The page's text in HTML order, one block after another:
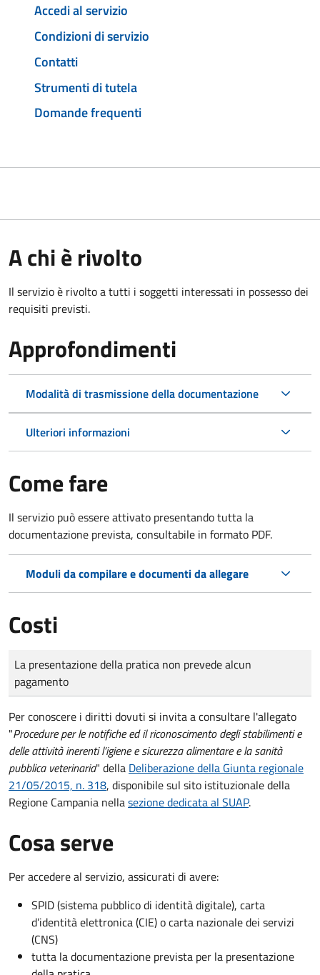
Accedi al servizio
Condizioni di servizio
Contatti
Strumenti di tutela
Domande frequenti
A chi è rivolto
Il servizio è rivolto a tutti i soggetti interessati in possesso dei
requisiti previsti.
Approfondimenti
Modalità di trasmissione della documentazione
Ulteriori informazioni
Come fare
Il servizio può essere attivato presentando tutta la
documentazione prevista, consultabile in formato PDF.
Moduli da compilare e documenti da allegare
Costi
Tipo di pagamento
Importo
La presentazione della pratica non prevede alcun
pagamento
Per conoscere i diritti dovuti si invita a consultare l'allegato
"Procedure per le notifiche ed il riconoscimento degli stabilimenti e
delle attività inerenti l’igiene e sicurezza alimentare e la sanità
pubblica veterinaria" della Deliberazione della Giunta regionale
21/05/2015, n. 318, disponibile sul sito istituzionale della
Regione Campania nellasezione dedicata al SUAP.
Cosa serve
Per accedere al servizio, assicurati di avere:
SPID (sistema pubblico di identità digitale), carta
d’identità elettronica (CIE) o carta nazionale dei servizi
(CNS)
tutta la documentazione prevista per la presentazione